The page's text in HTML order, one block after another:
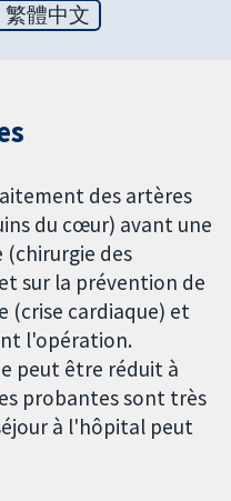
繁體中文
des artères
du cœur) avant une
(chirurgie des
sur la prévention de
(crise cardiaque) et
l'opération.
peut être réduit à
probantes sont très
à l'hôpital peut